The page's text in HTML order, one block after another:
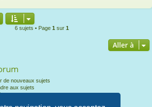
6 sujets • Page 1 sur 1
Aller à
de nouveaux sujets
aux sujets
vos messages